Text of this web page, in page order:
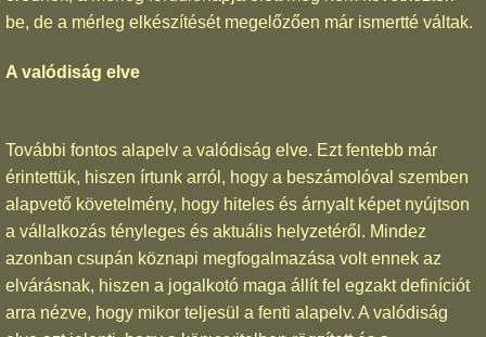
be, de a mérleg elkészítését megelőzően már ismertté váltak.
A valódiság elve
További fontos alapelv a valódiság elve. Ezt fentebb már
érintettük, hiszen írtunk arról, hogy a beszámolóval szemben
alapvető követelmény, hogy hiteles és árnyalt képet nyújtson
a vállalkozás tényleges és aktuális helyzetéről. Mindez
azonban csupán köznapi megfogalmazása volt ennek az
elvárásnak, hiszen a jogalkotó maga állít fel egzakt definíciót
arra nézve, hogy mikor teljesül a fenti alapelv. A valódiság